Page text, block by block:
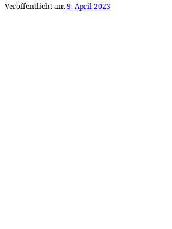
Veröffentlicht am9. April 2023